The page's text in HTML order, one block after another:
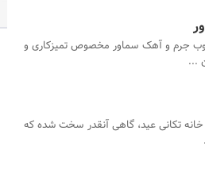
جرم و آهک سماور مخصوص تمیزکاری و
...
خانه تکانی عید، گاهی آنقدر سخت شده که